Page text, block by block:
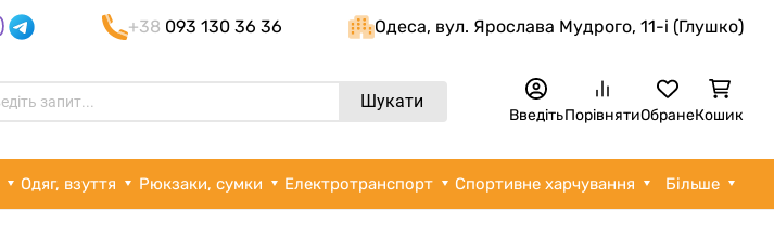
+38 093 130 36 36 Одеса, вул. Ярослава Мудрого, 11-i (Глушко)
Шукати
ВведітьПорівнятиОбранеКошик
Одяг, взуття Рюкзаки, сумки Електротранспорт Спортивне харчування Більше